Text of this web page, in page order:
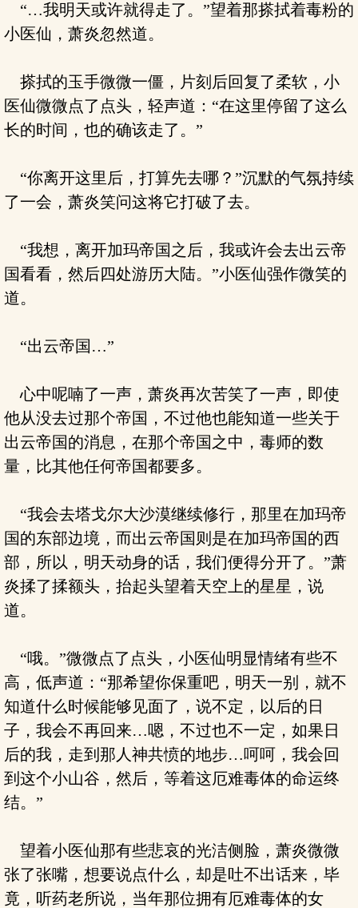
“…我明天或许就得走了。”望着那搽拭着毒粉的
小医仙，萧炎忽然道。
搽拭的玉手微微一僵，片刻后回复了柔软，小
医仙微微点了点头，轻声道：“在这里停留了这么
长的时间，也的确该走了。”
“你离开这里后，打算先去哪？”沉默的气氛持续
了一会，萧炎笑问这将它打破了去。
“我想，离开加玛帝国之后，我或许会去出云帝
国看看，然后四处游历大陆。”小医仙强作微笑的
道。
“出云帝国…”
心中呢喃了一声，萧炎再次苦笑了一声，即使
他从没去过那个帝国，不过他也能知道一些关于
出云帝国的消息，在那个帝国之中，毒师的数
量，比其他任何帝国都要多。
“我会去塔戈尔大沙漠继续修行，那里在加玛帝
国的东部边境，而出云帝国则是在加玛帝国的西
部，所以，明天动身的话，我们便得分开了。”萧
炎揉了揉额头，抬起头望着天空上的星星，说
道。
“哦。”微微点了点头，小医仙明显情绪有些不
高，低声道：“那希望你保重吧，明天一别，就不
知道什么时候能够见面了，说不定，以后的日
子，我会不再回来…嗯，不过也不一定，如果日
后的我，走到那人神共愤的地步…呵呵，我会回
到这个小山谷，然后，等着这厄难毒体的命运终
结。”
望着小医仙那有些悲哀的光洁侧脸，萧炎微微
张了张嘴，想要说点什么，却是吐不出话来，毕
竟，听药老所说，当年那位拥有厄难毒体的女